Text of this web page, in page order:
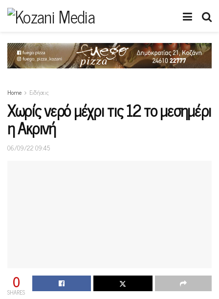
Home Ειδήσεις
Xωρίς νερό μέχρι τις 12 το μεσημέρι
η Ακρινή
06/09/22 09:45
0
SHARES